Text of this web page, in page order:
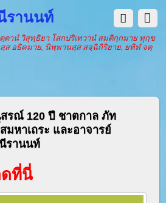
รานนท์
ตานํ วิสุทฺธิยา โสกปริเทวานํ สมติกฺกมาย ทุกฺข
ส อธิคมาย, นิพฺพานสฺส สจฺฉิกิริยาย, ยทิทํ จตฺ
รณ์ 120 ปี ชาตกาล ภัท
มหาเถระ และอาจารย์
รานนท์
ที่นี่